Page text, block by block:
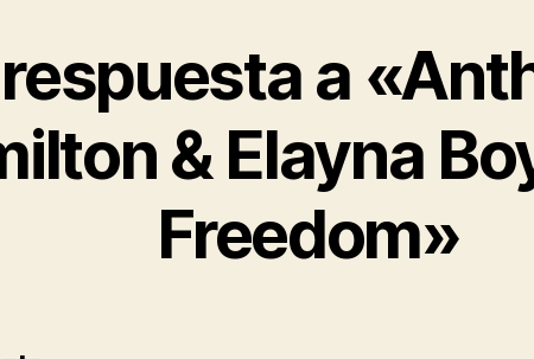
respuesta a
& Elayna
Freedom»